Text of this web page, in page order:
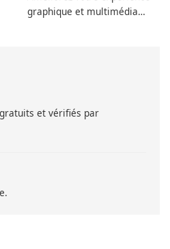
graphique et multimédia
et vérifiés par